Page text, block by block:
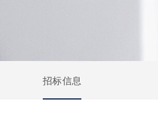
招标信息